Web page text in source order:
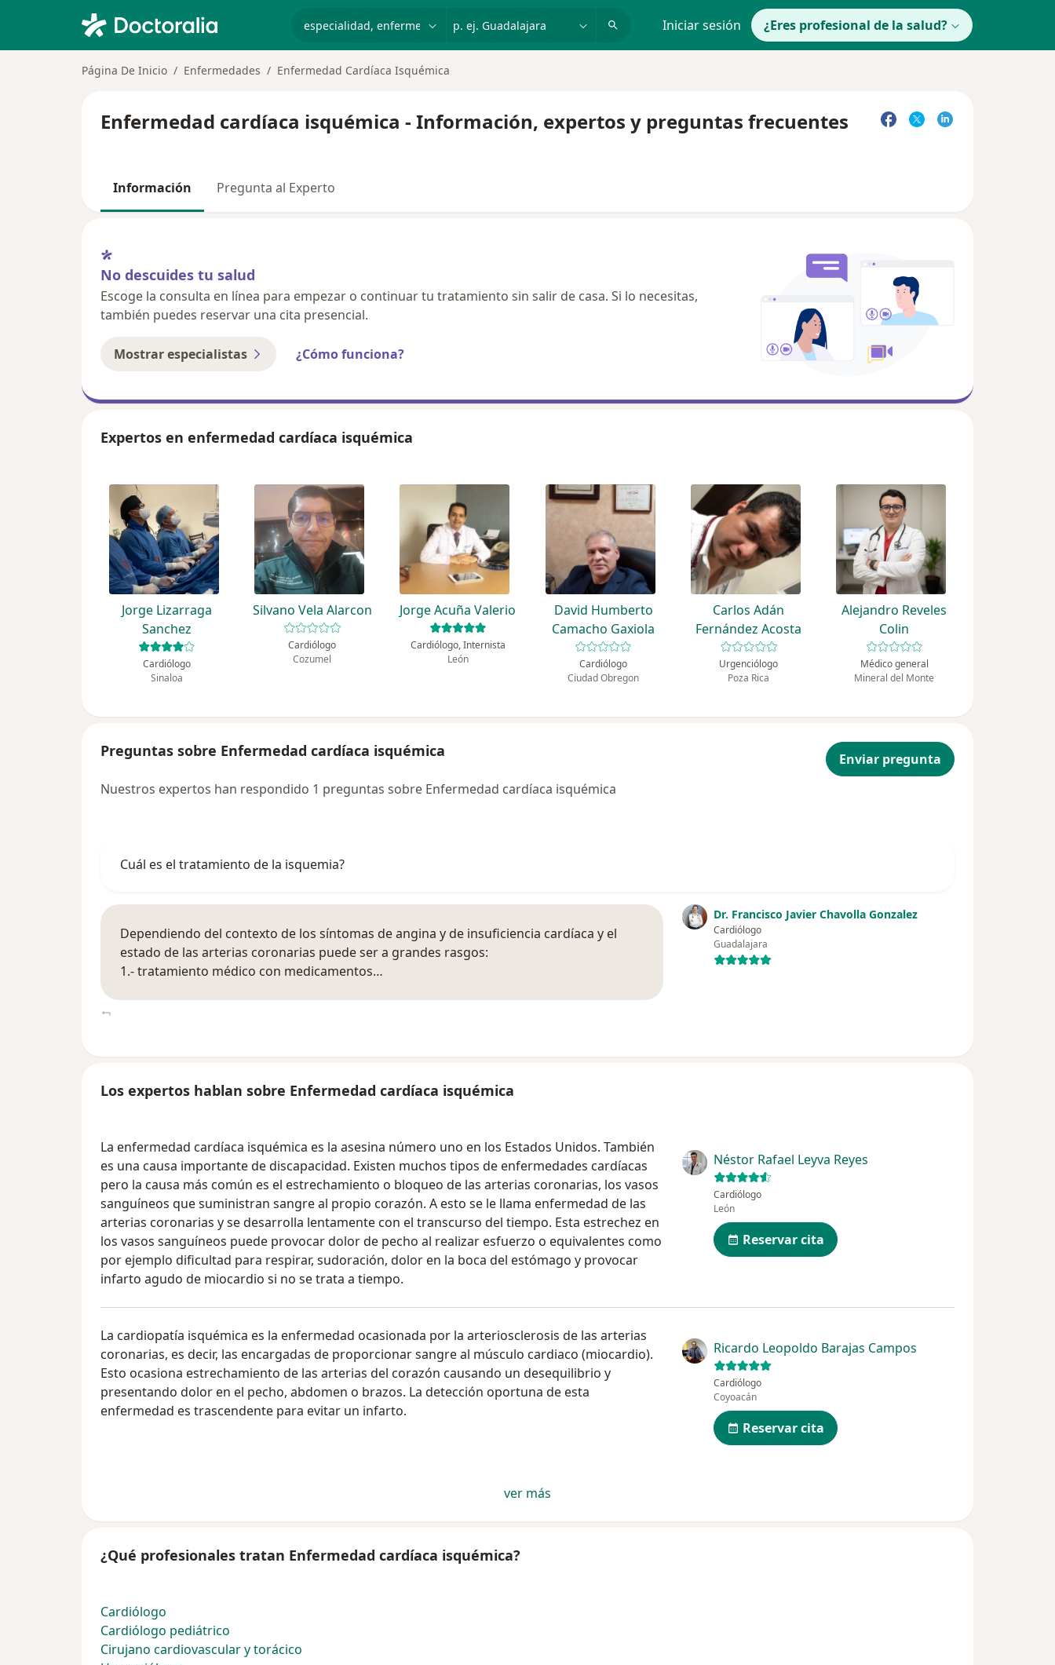
Iniciar sesión ¿Eres profesional de la salud?
Página De Inicio Enfermedades Enfermedad Cardíaca Isquémica
Enfermedad cardíaca isquémica - Información, expertos y preguntas frecuentes
Información Pregunta al Experto
No descuides tu salud
Escoge la consulta en línea para empezar o continuar tu tratamiento sin salir de casa. Si lo necesitas,
también puedes reservar una cita presencial.
Mostrar especialistas ¿Cómo funciona?
Expertos en enfermedad cardíaca isquémica
Jorge Lizarraga
Sanchez
Cardiólogo
Sinaloa
Silvano Vela Alarcon
Cardiólogo
Cozumel
Jorge Acuña Valerio
Cardiólogo, Internista
León
David Humberto
Camacho Gaxiola
Cardiólogo
Ciudad Obregon
Carlos Adán
Fernández Acosta
Urgenciólogo
Poza Rica
Alejandro Reveles
Colin
Médico general
Mineral del Monte
Preguntas sobre Enfermedad cardíaca isquémica
Enviar pregunta
Nuestros expertos han respondido 1 preguntas sobre Enfermedad cardíaca isquémica
Cuál es el tratamiento de la isquemia?
Dr. Francisco Javier Chavolla Gonzalez
Cardiólogo
Guadalajara
Dependiendo del contexto de los síntomas de angina y de insuficiencia cardíaca y el
estado de las arterias coronarias puede ser a grandes rasgos:
1.- tratamiento médico con medicamentos…
Los expertos hablan sobre Enfermedad cardíaca isquémica
La enfermedad cardíaca isquémica es la asesina número uno en los Estados Unidos. También
es una causa importante de discapacidad. Existen muchos tipos de enfermedades cardíacas
pero la causa más común es el estrechamiento o bloqueo de las arterias coronarias, los vasos
sanguíneos que suministran sangre al propio corazón. A esto se le llama enfermedad de las
arterias coronarias y se desarrolla lentamente con el transcurso del tiempo. Esta estrechez en
los vasos sanguíneos puede provocar dolor de pecho al realizar esfuerzo o equivalentes como
por ejemplo dificultad para respirar, sudoración, dolor en la boca del estómago y provocar
infarto agudo de miocardio si no se trata a tiempo.
Néstor Rafael Leyva Reyes
Cardiólogo
León
Reservar cita
La cardiopatía isquémica es la enfermedad ocasionada por la arteriosclerosis de las arterias
coronarias, es decir, las encargadas de proporcionar sangre al músculo cardiaco (miocardio).
Esto ocasiona estrechamiento de las arterias del corazón causando un desequilibrio y
presentando dolor en el pecho, abdomen o brazos. La detección oportuna de esta
enfermedad es trascendente para evitar un infarto.
Ricardo Leopoldo Barajas Campos
Cardiólogo
Coyoacán
Reservar cita
ver más
¿Qué profesionales tratan Enfermedad cardíaca isquémica?
Cardiólogo
Cardiólogo pediátrico
Cirujano cardiovascular y torácico